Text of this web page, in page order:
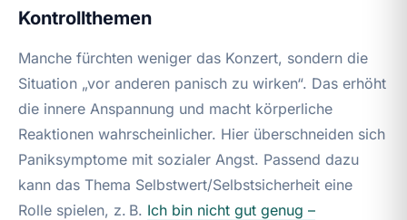
Kontrollthemen
Manche fürchten weniger das Konzert, sondern die
Situation „vor anderen panisch zu wirken“. Das erhöht
die innere Anspannung und macht körperliche
Reaktionen wahrscheinlicher. Hier überschneiden sich
Paniksymptome mit sozialer Angst. Passend dazu
kann das Thema Selbstwert/Selbstsicherheit eine
Rolle spielen, z. B. Ich bin nicht gut genug –